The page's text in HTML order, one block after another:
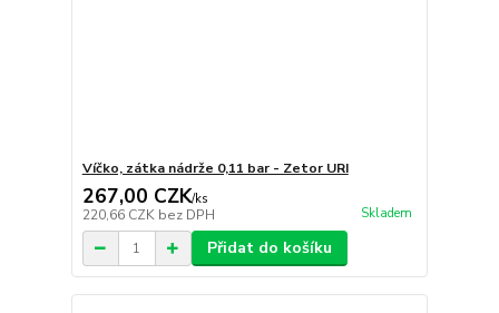
Víčko, zátka nádrže 0,11 bar - Zetor URI
267,00 CZK/ks
220,66 CZK bez DPH Skladem
Přidat do košíku